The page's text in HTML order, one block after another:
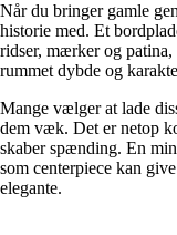
Når du bringer gamle
historie med. Et
ridser, mærker og
rummet dybde og
Mange vælger at lade
dem væk. Det er netop
skaber spænding. En
som centerpiece kan
elegante.